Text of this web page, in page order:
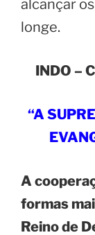
alcançar
longe.
INDO –
“A
A
formas
Reino de